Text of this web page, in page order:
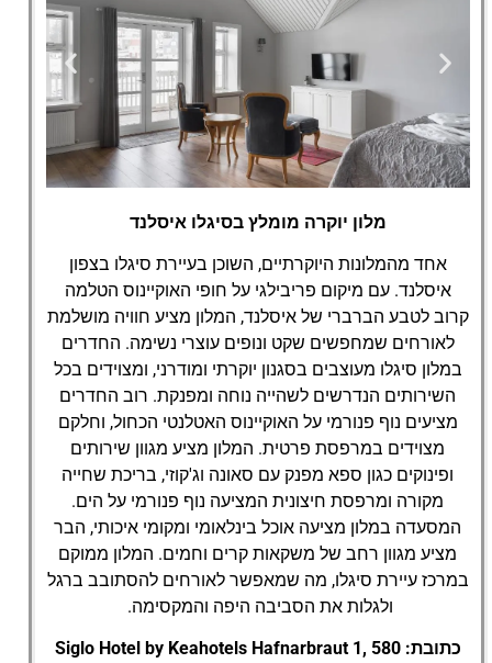
Siglo Hotel by
Keahotels
מלון יוקרה מומלץ בסיגלו איסלנד
אחד מהמלונות היוקרתיים, השוכן בעיירת סיגלו בצפון
איסלנד. עם מיקום פריבילגי על חופי האוקיינוס הטלמה
קרוב לטבע הברברי של איסלנד, המלון מציע חוויה מושלמת
לאורחים שמחפשים שקט ונופים עוצרי נשימה. החדרים
במלון סיגלו מעוצבים בסגנון יוקרתי ומודרני, ומצוידים בכל
השירותים הנדרשים לשהייה נוחה ומפנקת. רוב החדרים
מציעים נוף פנורמי על האוקיינוס האטלנטי הכחול, וחלקם
מצוידים במרפסת פרטית. המלון מציע מגוון שירותים
ופינוקים כגון ספא מפנק עם סאונה וג'קוזי, בריכת שחייה
מקורה ומרפסת חיצונית המציעה נוף פנורמי על הים.
המסעדה במלון מציעה אוכל בינלאומי ומקומי איכותי, הבר
מציע מגוון רחב של משקאות קרים וחמים. המלון ממוקם
במרכז עיירת סיגלו, מה שמאפשר לאורחים להסתובב ברגל
ולגלות את הסביבה היפה והמקסימה.
כתובת: Siglo Hotel by Keahotels Hafnarbraut 1, 580